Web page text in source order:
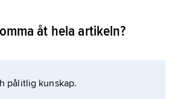
olika
fysikaliska, kemiska och
åt hela artikeln?
pålitlig kunskap.